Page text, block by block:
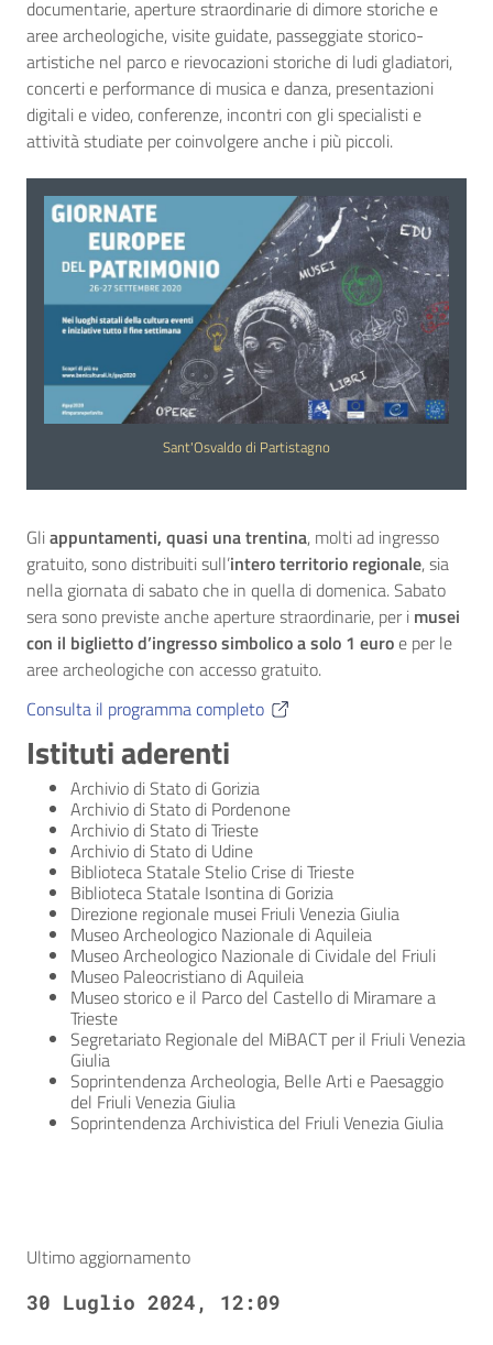
documentarie, aperture straordinarie di dimore storiche e
aree archeologiche, visite guidate, passeggiate storico-
artistiche nel parco e rievocazioni storiche di ludi gladiatori,
concerti e performance di musica e danza, presentazioni
digitali e video, conferenze, incontri con gli specialisti e
attività studiate per coinvolgere anche i più piccoli.
Sant'Osvaldo di Partistagno
Gliappuntamenti, quasi una trentina, molti ad ingresso
gratuito, sono distribuiti sull’intero territorio regionale, sia
nella giornata di sabato che in quella di domenica. Sabato
sera sono previste anche aperture straordinarie, per i musei
con il biglietto d’ingresso simbolico a solo 1 euroe per le
aree archeologiche con accesso gratuito.
Consulta il programma completo
Istituti aderenti
Archivio di Stato di Gorizia
Archivio di Stato di Pordenone
Archivio di Stato di Trieste
Archivio di Stato di Udine
Biblioteca Statale Stelio Crise di Trieste
Biblioteca Statale Isontina di Gorizia
Direzione regionale musei Friuli Venezia Giulia
Museo Archeologico Nazionale di Aquileia
Museo Archeologico Nazionale di Cividale del Friuli
Museo Paleocristiano di Aquileia
Museo storico e il Parco del Castello di Miramare a
Trieste
Segretariato Regionale del MiBACT per il Friuli Venezia
Giulia
Soprintendenza Archeologia, Belle Arti e Paesaggio
del Friuli Venezia Giulia
Soprintendenza Archivistica del Friuli Venezia Giulia
Ultimo aggiornamento
30 Luglio 2024, 12:09